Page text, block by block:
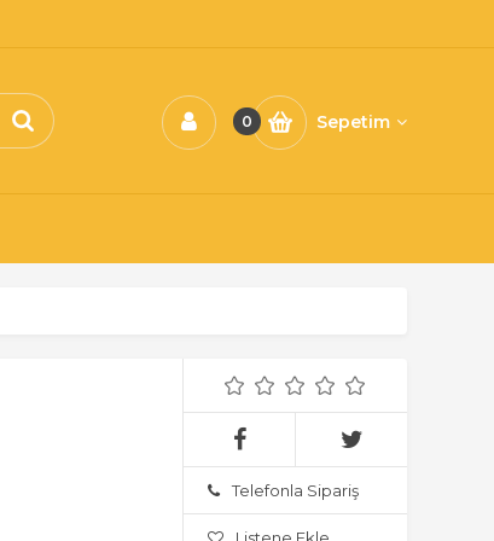
0 Sepetim
Telefonla Sipariş